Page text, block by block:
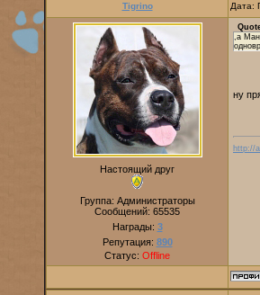
Tigrino Дата:
Настоящий друг
Группа: Администраторы
Сообщений: 65535
Награды: 3
Репутация: 890
Статус: Offline
,а
ну
http://